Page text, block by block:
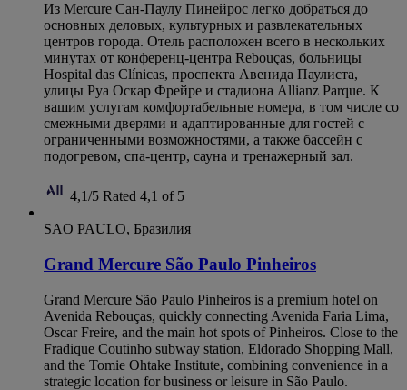
Из Mercure Сан-Паулу Пинейрос легко добраться до
основных деловых, культурных и развлекательных
центров города. Отель расположен всего в нескольких
минутах от конференц-центра Rebouças, больницы
Hospital das Clínicas, проспекта Авенида Паулиста,
улицы Руа Оскар Фрейре и стадиона Allianz Parque. К
вашим услугам комфортабельные номера, в том числе со
смежными дверями и адаптированные для гостей с
ограниченными возможностями, а также бассейн с
подогревом, спа-центр, сауна и тренажерный зал.
4,1/5 Rated 4,1 of 5
SAO PAULO, Бразилия
Grand Mercure São Paulo Pinheiros
Grand Mercure São Paulo Pinheiros is a premium hotel on
Avenida Rebouças, quickly connecting Avenida Faria Lima,
Oscar Freire, and the main hot spots of Pinheiros. Close to the
Fradique Coutinho subway station, Eldorado Shopping Mall,
and the Tomie Ohtake Institute, combining convenience in a
strategic location for business or leisure in São Paulo.